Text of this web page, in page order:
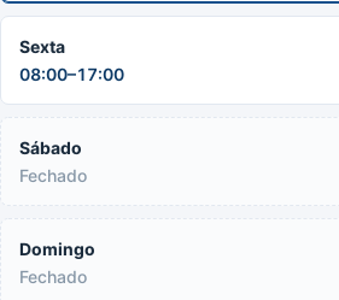
Sexta
08:00–17:00
Sábado
Fechado
Domingo
Fechado